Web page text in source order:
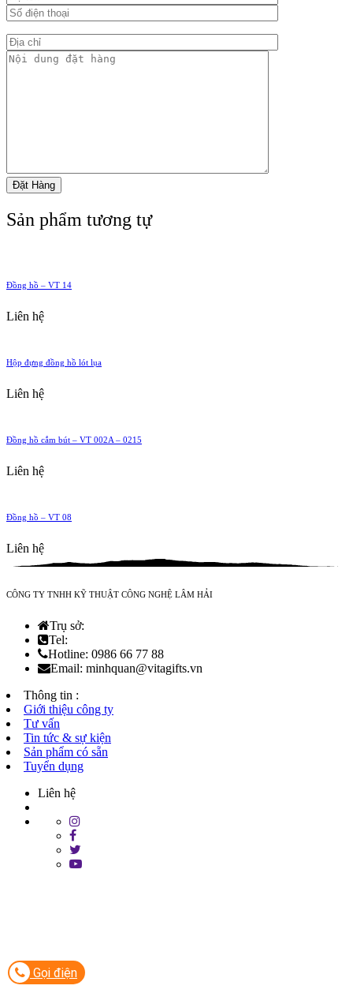
Sản phẩm tương tự
Đồng hồ – VT 14
Liên hệ
Hộp đựng đồng hồ lót lụa
Liên hệ
Đồng hồ cắm bút – VT 002A – 0215
Liên hệ
Đồng hồ – VT 08
Liên hệ
CÔNG TY TNHH KỸ THUẬT CÔNG NGHỆ LÂM HẢI
Trụ sở:
Tel:
Hotline: 0986 66 77 88
Email: minhquan@vitagifts.vn
Thông tin :
Giới thiệu công ty
Tư vấn
Tin tức & sự kiện
Sản phẩm có sẵn
Tuyển dụng
Liên hệ
Gọi điện